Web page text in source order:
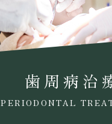
歯周病治
PERIODONTAL